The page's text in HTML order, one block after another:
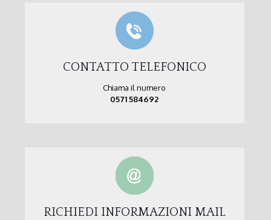
CONTATTO TELEFONICO
Chiama il numero
0571 584692
RICHIEDI INFORMAZIONI MAIL